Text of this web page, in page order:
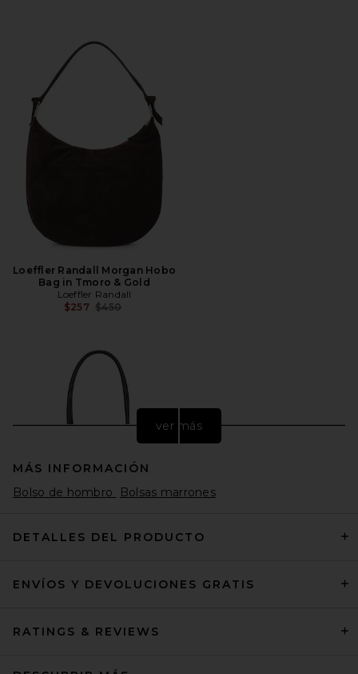
Loeffler Randall Morgan Hobo
Bag in Tmoro & Gold
Loeffler Randall
$257 Precio anterior:
$450
VERAFIED Medium Black
ver más
MÁS INFORMACIÓN
Bolso de hombro
Bolsas marrones
DETALLES DEL PRODUCTO
ENVÍOS Y DEVOLUCIONES GRATIS
RATINGS & REVIEWS